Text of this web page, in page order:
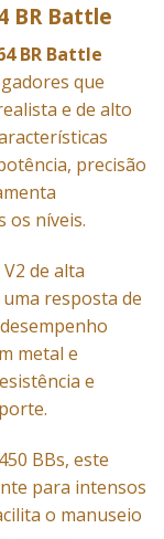
BR Battle
BR Battle
que
e de alto
precisão
os níveis.
de alta
resposta de
metal e
e
BBs, este
para intensos
o manuseio